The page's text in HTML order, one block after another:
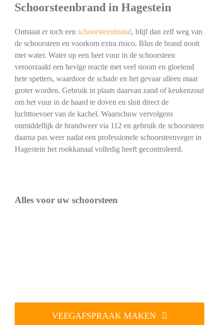
Schoorsteenbrand in Hagestein
Ontstaat er toch een schoorsteenbrand, blijf dan zelf weg van
de schoorsteen en voorkom extra risico. Blus de brand nooit
met water. Water op een heet vuur in de schoorsteen
veroorzaakt een hevige reactie met veel stoom en gloeiend
hete spetters, waardoor de schade en het gevaar alleen maar
groter worden. Gebruik in plaats daarvan zand of keukenzout
om het vuur in de haard te doven en sluit direct de
luchttoevoer van de kachel. Waarschuw vervolgens
onmiddellijk de brandweer via 112 en gebruik de schoorsteen
daarna pas weer nadat een professionele schoorsteenveger in
Hagestein het rookkanaal volledig heeft gecontroleerd.
Alles voor uw schoorsteen
VEEGAFSPRAAK MAKEN